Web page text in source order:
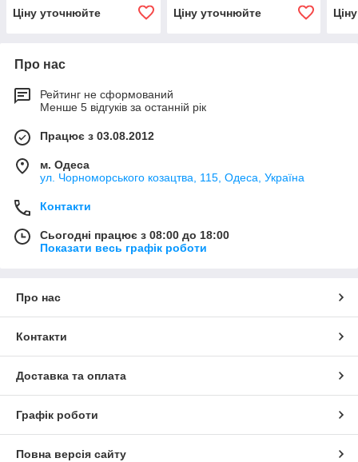
Ціну уточнюйте
Ціну уточнюйте
Про нас
Рейтинг не сформований
Менше 5 відгуків за останній рік
Працює з 03.08.2012
м. Одеса
ул. Чорноморського козацтва, 115, Одеса, Україна
Контакти
Сьогодні працює з 08:00 до 18:00
Показати весь графік роботи
Про нас
Контакти
Доставка та оплата
Графік роботи
Повна версія сайту